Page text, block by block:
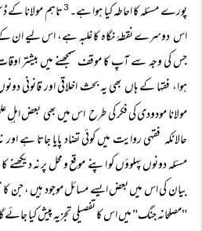
پورے مسئلہ کا احاطہ کیا ہوا ہے۔ 3تاہم مولانا کے
اس دوسرے نقطۂ نگاہ کا غلبہ ہے، اس لیے ان
جس کی وجہ سے آپ کا موقف سمجھنے میں بیشتر
ہوا، فقہا کے ہاں بھی یہ بحث اخلاقی اور قانونی
مولانا مودودی کی فکر کی طرح اس میں بھی بعض اہلِ
حالانکہ فقہی روایت میں کوئی تضاد پایا جاتا ہے
مسئلہ دونوں پہلوؤں کو اپنے موقع و محل پر نہ دیکھنے
بیان کی اس میں بعض ایسے مسائل موجود ہیں ، جن
"مصلحانہ جنگ" میں اس کا تفصیلی تجزیہ پیش کیا جائے